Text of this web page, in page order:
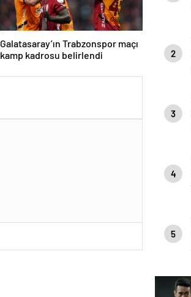
Galatasaray’ın Trabzonspor maçı
kamp kadrosu belirlendi
2
3
4
5